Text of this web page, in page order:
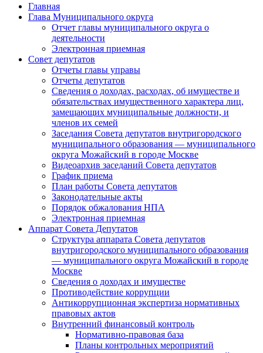
Главная
Глава Муниципального округа
Отчет главы муниципального округа о
деятельности
Электронная приемная
Совет депутатов
Отчеты главы управы
Отчеты депутатов
Сведения о доходах, расходах, об имуществе и
обязательствах имущественного характера лиц,
замещающих муниципальные должности, и
членов их семей
Заседания Совета депутатов внутригородского
муниципального образования — муниципального
округа Можайский в городе Москве
Видеоархив заседаний Совета депутатов
График приема
План работы Совета депутатов
Законодательные акты
Порядок обжалования НПА
Электронная приемная
Аппарат Совета Депутатов
Структура аппарата Совета депутатов
внутригородского муниципального образования
— муниципального округа Можайский в городе
Москве
Сведения о доходах и имуществе
Противодействие коррупции
Антикоррупционная экспертиза нормативных
правовых актов
Внутренний финансовый контроль
Нормативно-правовая база
Планы контрольных мероприятий